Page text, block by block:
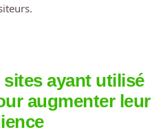
sites ayant utilisé
augmenter leur